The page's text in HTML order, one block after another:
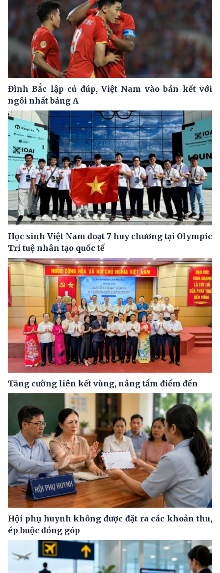
Đình Bắc lập cú đúp, Việt Nam vào bán kết với
ngôi nhất bảng A
Học sinh Việt Nam đoạt 7 huy chương tại Olympic
Trí tuệ nhân tạo quốc tế
Tăng cường liên kết vùng, nâng tầm điểm đến
Hội phụ huynh không được đặt ra các khoản thu,
ép buộc đóng góp